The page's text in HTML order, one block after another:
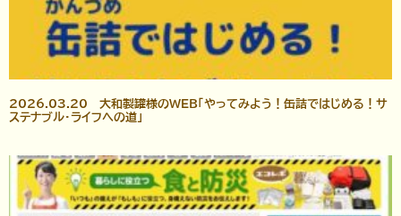
2026.03.20 大和製罐様のWEB「やってみよう！缶詰ではじめる！サ
ステナブル・ライフへの道」